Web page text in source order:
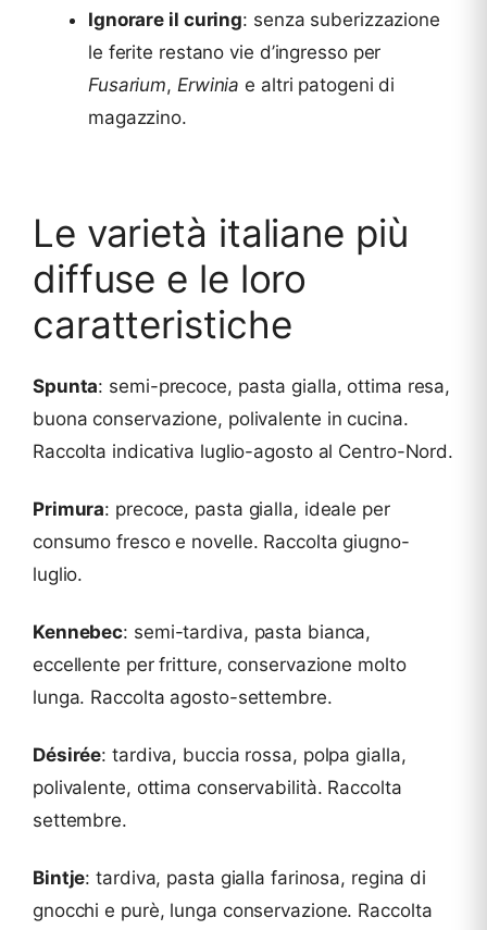
Ignorare il curing: senza suberizzazione
le ferite restano vie d’ingresso per
Fusarium, Erwinia e altri patogeni di
magazzino.
Le varietà italiane più
diffuse e le loro
caratteristiche
Spunta: semi-precoce, pasta gialla, ottima resa,
buona conservazione, polivalente in cucina.
Raccolta indicativa luglio-agosto al Centro-Nord.
Primura: precoce, pasta gialla, ideale per
consumo fresco e novelle. Raccolta giugno-
luglio.
Kennebec: semi-tardiva, pasta bianca,
eccellente per fritture, conservazione molto
lunga. Raccolta agosto-settembre.
Désirée: tardiva, buccia rossa, polpa gialla,
polivalente, ottima conservabilità. Raccolta
settembre.
Bintje: tardiva, pasta gialla farinosa, regina di
gnocchi e purè, lunga conservazione. Raccolta